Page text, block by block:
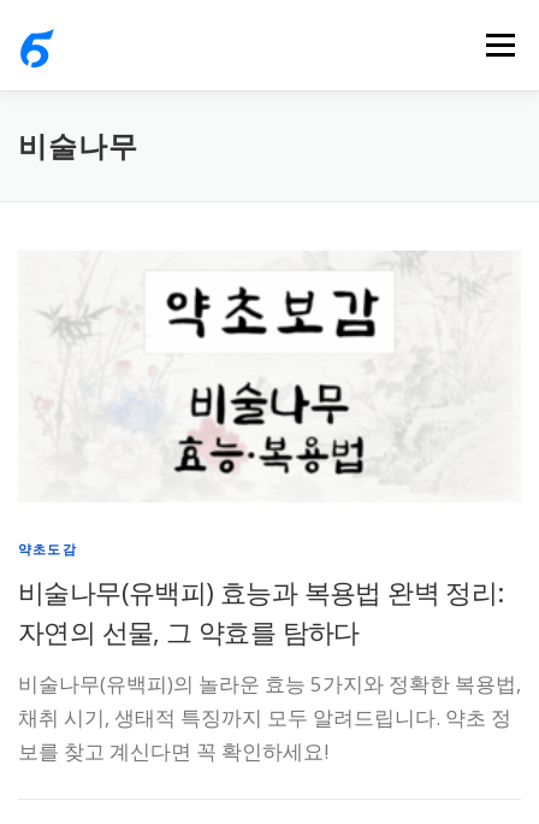
메뉴
비술나무
약초도감
비술나무(유백피) 효능과 복용법 완벽 정리:
자연의 선물, 그 약효를 탐하다
비술나무(유백피)의 놀라운 효능 5가지와 정확한 복용법,
채취 시기, 생태적 특징까지 모두 알려드립니다. 약초 정
보를 찾고 계신다면 꼭 확인하세요!